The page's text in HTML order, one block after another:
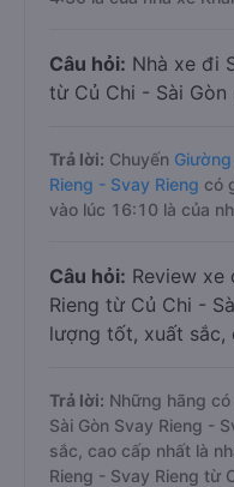
Câu hỏi: Nhà xe đi
từ Củ Chi - Sài
Trả lời: Chuyến
Rieng - Svay Rieng có
vào lúc 16:10 là của
Câu hỏi: Review xe
Rieng từ Củ Chi -
lượng tốt, xuất sắc,
Trả lời: Những hãng
Sài Gòn Svay Rieng -
sắc, cao cấp nhất là
Rieng - Svay Rieng từ